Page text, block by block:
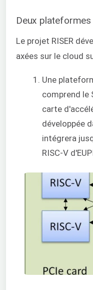
Deux
Le projet RISER
axées sur le cloud
Une
comprend le
carte
développée
intégrera
RISC-V